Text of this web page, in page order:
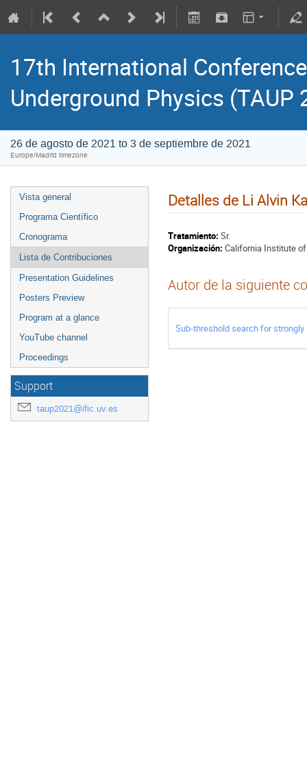
17th International
Underground Physics (TAUP
26 de agosto de 2021 to 3 de septiembre de 2021
Europe/Madrid timezone
Vista general
Programa Científico
Cronograma
Lista de Contribuciones
Presentation Guidelines
Posters Preview
Program at a glance
YouTube channel
Proceedings
Support
taup2021@ific.uv.es
Detalles de Li Alvin
Tratamiento: Sr.
Organización: California Institute
Autor de la siguiente
Sub-threshold search for